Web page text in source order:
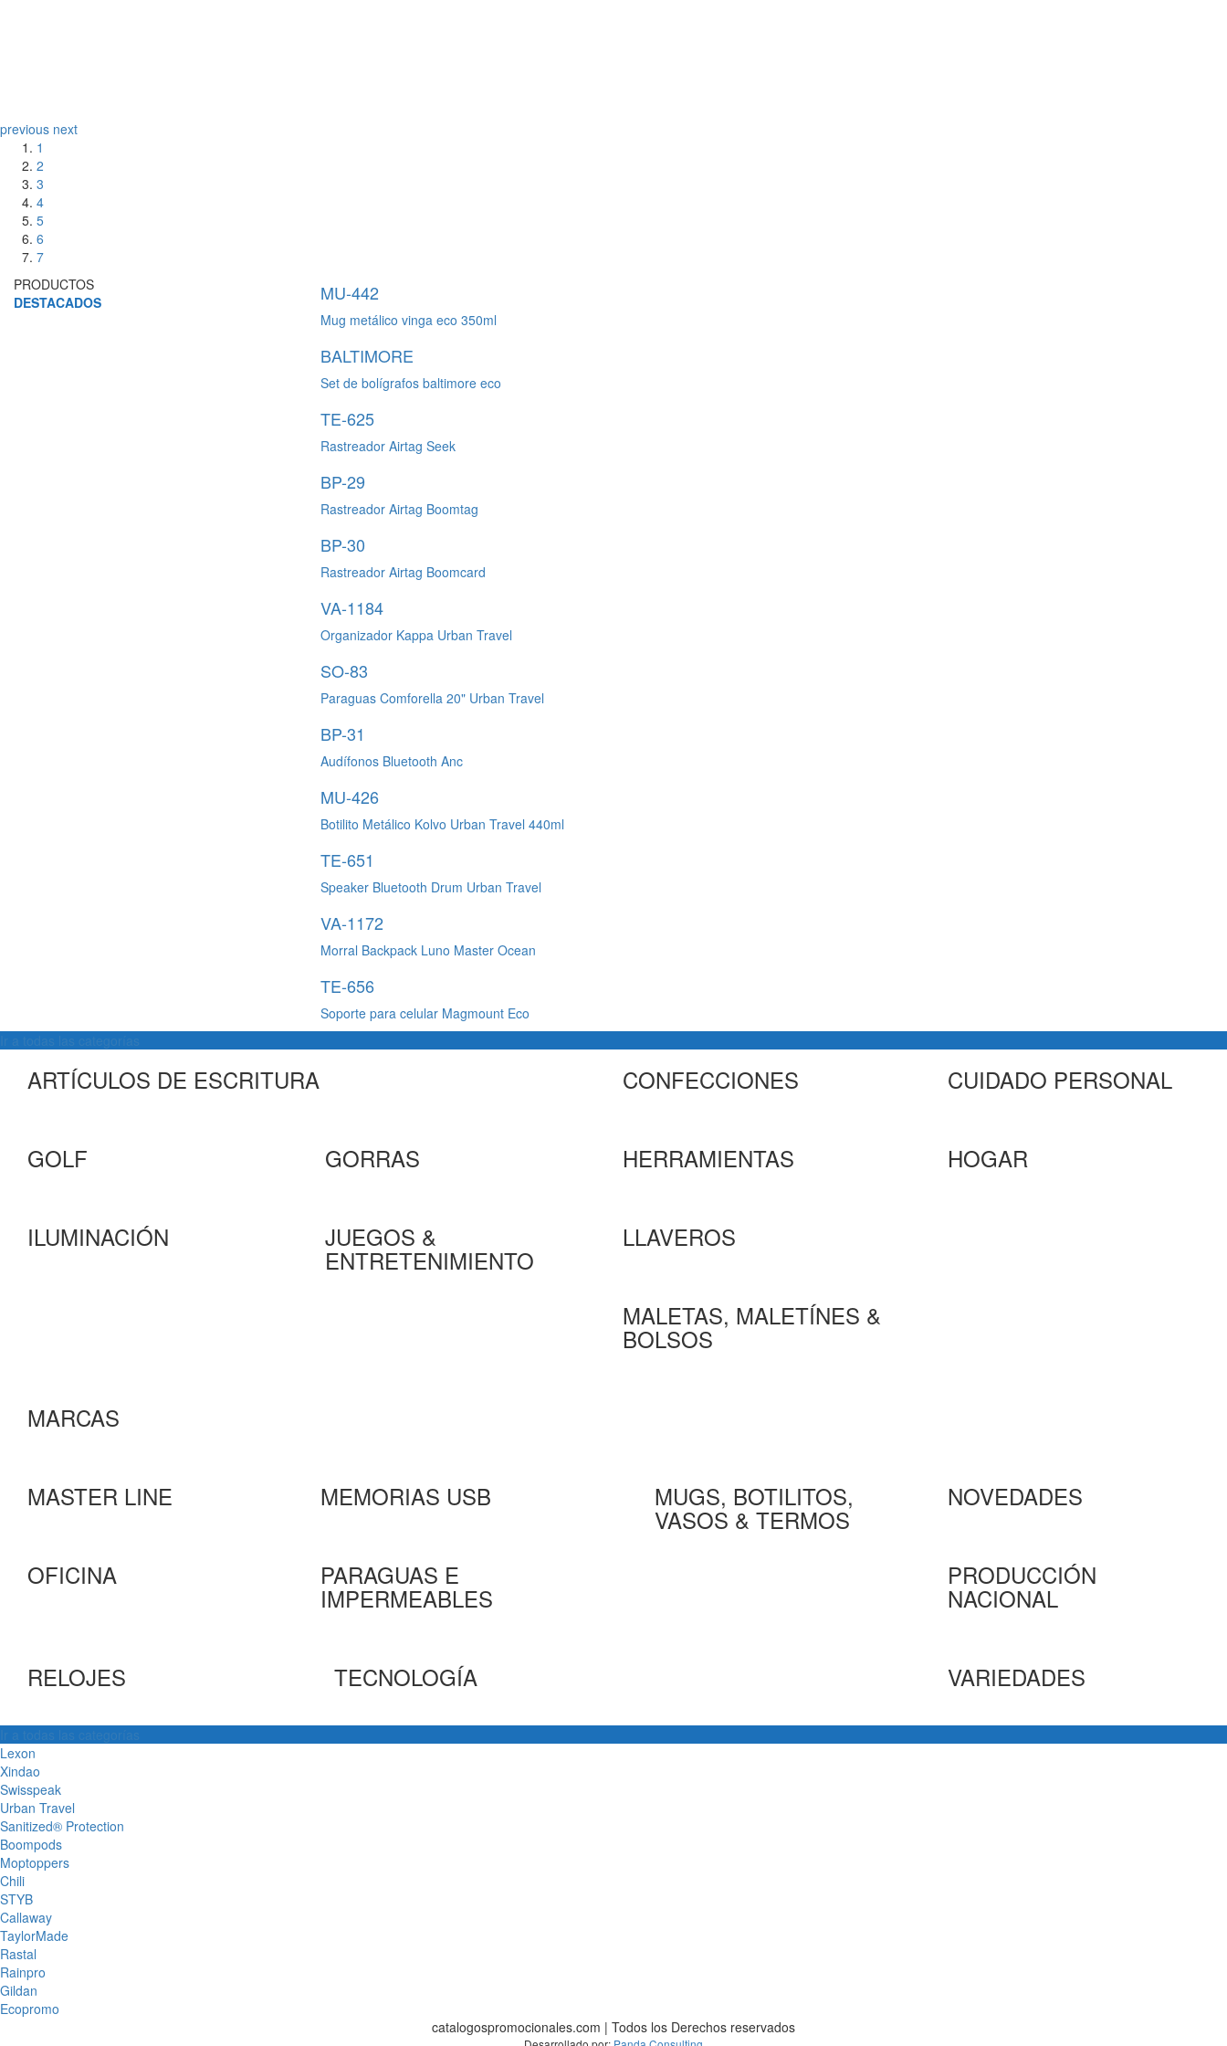
previous next
1
2
3
4
5
6
7
PRODUCTOS
DESTACADOS
MU-442
Mug metálico vinga eco 350ml
BALTIMORE
Set de bolígrafos baltimore eco
TE-625
Rastreador Airtag Seek
BP-29
Rastreador Airtag Boomtag
BP-30
Rastreador Airtag Boomcard
VA-1184
Organizador Kappa Urban Travel
SO-83
Paraguas Comforella 20" Urban Travel
BP-31
Audífonos Bluetooth Anc
MU-426
Botilito Metálico Kolvo Urban Travel 440ml
TE-651
Speaker Bluetooth Drum Urban Travel
VA-1172
Morral Backpack Luno Master Ocean
TE-656
Soporte para celular Magmount Eco
Ir a todas las categorías
ARTÍCULOS DE ESCRITURA CONFECCIONES
GOLF GORRAS HERRAMIENTAS
CUIDADO PERSONAL
HOGAR
ILUMINACIÓN JUEGOS &
ENTRETENIMIENTO
LLAVEROS
MALETAS, MALETÍNES &
BOLSOS
MARCAS
MASTER LINE MEMORIAS USB
OFICINA PARAGUAS E
IMPERMEABLES
MUGS, BOTILITOS,
VASOS & TERMOS
NOVEDADES
PRODUCCIÓN
NACIONAL
RELOJES TECNOLOGÍA VARIEDADES
Ir a todas las categorías
Lexon
Xindao
Swisspeak
Urban Travel
Sanitized® Protection
Boompods
Moptoppers
Chili
STYB
Callaway
TaylorMade
Rastal
Rainpro
Gildan
Ecopromo
catalogospromocionales.com | Todos los Derechos reservados